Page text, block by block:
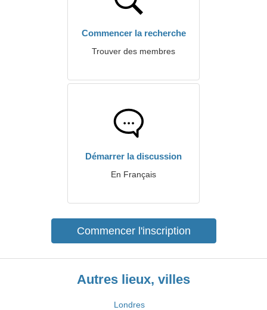
Commencer la recherche
Trouver des membres
Démarrer la discussion
En Français
Commencer l'inscription
Autres lieux, villes
Londres